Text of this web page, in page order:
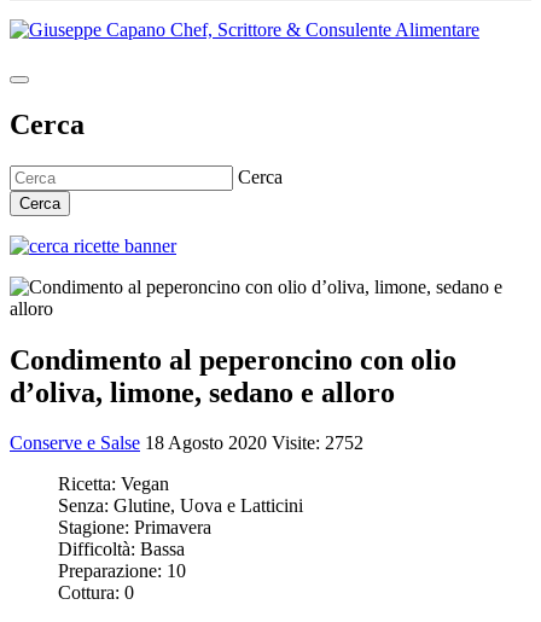
Cerca
Cerca
Cerca
Condimento al peperoncino con olio
d’oliva, limone, sedano e alloro
Conserve e Salse 18 Agosto 2020 Visite: 2752
Ricetta: Vegan
Senza: Glutine, Uova e Latticini
Stagione: Primavera
Difficoltà: Bassa
Preparazione: 10
Cottura: 0